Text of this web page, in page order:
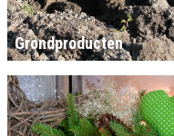
Grondproducten